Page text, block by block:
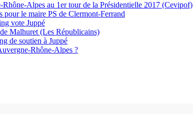
Alpes au 1er tour de la Présidentielle 2017 (Cevipof)
pour le maire PS de Clermont-Ferrand
vote Juppé
Malhuret (Les Républicains)
de soutien à Juppé
Rhône-Alpes ?